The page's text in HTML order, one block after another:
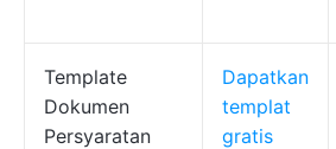
Template
Dokumen
Persyaratan
Dapatkan
templat
gratis